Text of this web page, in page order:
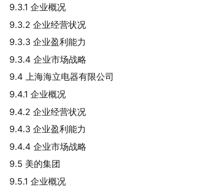
9.3.1 企业概况
9.3.2 企业经营状况
9.3.3 企业盈利能力
9.3.4 企业市场战略
9.4 上海海立电器有限公司
9.4.1 企业概况
9.4.2 企业经营状况
9.4.3 企业盈利能力
9.4.4 企业市场战略
9.5 美的集团
9.5.1 企业概况